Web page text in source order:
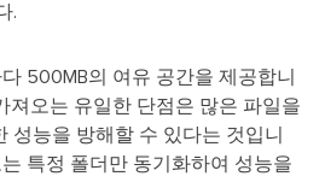
.
500MB의 여유 공간을 제공합니
져오는 유일한 단점은 많은 파일을
성능을 방해할 수 있다는 것입니
특정 폴더만 동기화하여 성능을